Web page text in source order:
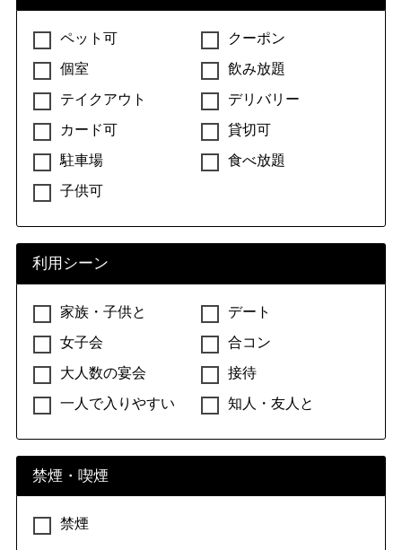
ペット可
クーポン
個室
飲み放題
テイクアウト
デリバリー
カード可
貸切可
駐車場
食べ放題
子供可
利用シーン
家族・子供と
デート
女子会
合コン
大人数の宴会
接待
一人で入りやすい
知人・友人と
禁煙・喫煙
禁煙